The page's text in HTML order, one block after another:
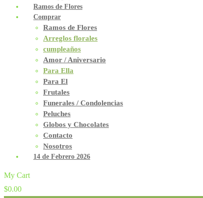
Ramos de Flores
Comprar
Ramos de Flores
Arreglos florales
cumpleaños
Amor / Aniversario
Para Ella
Para El
Frutales
Funerales / Condolencias
Peluches
Globos y Chocolates
Contacto
Nosotros
14 de Febrero 2026
My Cart
$0.00